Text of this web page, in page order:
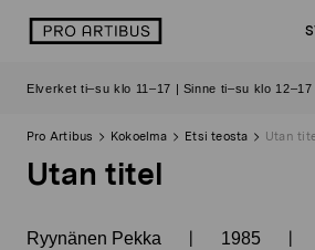
sisältöön
logo
Elverket ti–su klo 11–17 | Sinne ti–su klo 12–17
Pro Artibus Kokoelma Etsi teosta Utan
Utan titel
Ryynänen Pekka | 1985 |